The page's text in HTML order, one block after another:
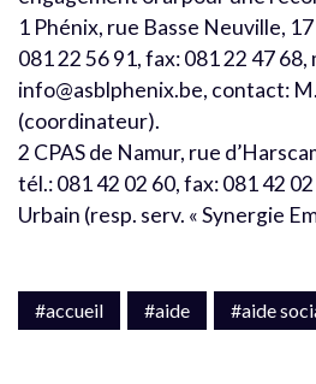
1 Phénix, rue Basse Neuville,
081 22 56 91, fax: 081 22 47 68,
info@asblphenix.be, contact:
(coordinateur).
2 CPAS de Namur, rue
tél.: 081 42 02 60, fax: 081 42
Urbain (resp. serv. « Synergie
#accueil #aide #aide